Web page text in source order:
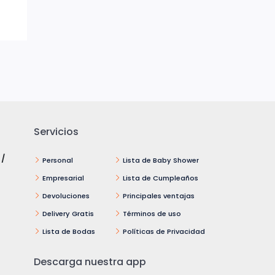
/
Servicios
Personal
Empresarial
Devoluciones
Delivery Gratis
Lista de Bodas
Lista de Baby Shower
Lista de Cumpleaños
Principales ventajas
Términos de uso
Políticas de Privacidad
Descarga nuestra app